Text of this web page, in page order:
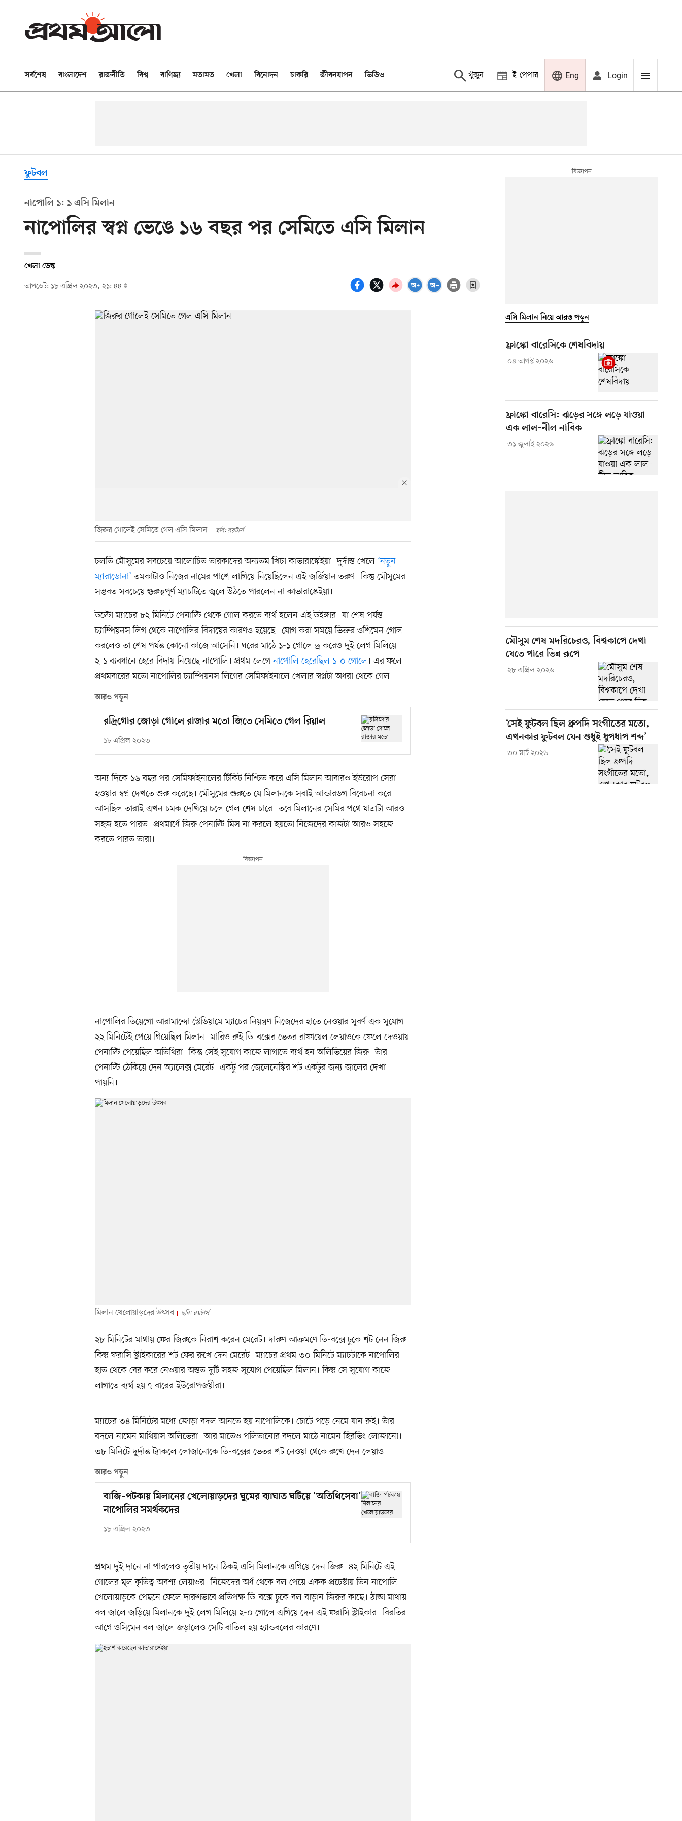
সর্বশেষ বাংলাদেশ রাজনীতি বিশ্ব বাণিজ্য মতামত খেলা বিনোদন চাকরি জীবনযাপন ভিডিও খুঁজুন ই-পেপার Eng Login
ফুটবল
নাপোলি ১: ১ এসি মিলান
নাপোলির স্বপ্ন ভেঙে ১৬ বছর পর সেমিতে এসি মিলান
খেলা ডেস্ক
আপডেট: ১৮ এপ্রিল ২০২৩, ২১: ৪৪
জিরুর গোলেই সেমিতে গেল এসি মিলান ছবি: রয়টার্স
চলতি মৌসুমের সবচেয়ে আলোচিত তারকাদের অন্যতম খিচা কাভারাস্কেইয়া। দুর্দান্ত খেলে ‘নতুন
ম্যারাডোনা’তমকাটাও নিজের নামের পাশে লাগিয়ে নিয়েছিলেন এই জর্জিয়ান তরুণ। কিন্তু মৌসুমের
সম্ভবত সবচেয়ে গুরুত্বপূর্ণ ম্যাচটিতে জ্বলে উঠতে পারলেন না কাভারাস্কেইয়া।
উল্টো ম্যাচের ৮২ মিনিটে পেনাল্টি থেকে গোল করতে ব্যর্থ হলেন এই উইঙ্গার। যা শেষ পর্যন্ত
চ্যাম্পিয়নস লিগ থেকে নাপোলির বিদায়ের কারণও হয়েছে। যোগ করা সময়ে ভিক্তর ওশিমেন গোল
করলেও তা শেষ পর্যন্ত কোনো কাজে আসেনি। ঘরের মাঠে ১-১ গোলে ড্র করেও ‍দুই লেগ মিলিয়ে
২-১ ব্যবধানে হেরে বিদায় নিয়েছে নাপোলি। প্রথম লেগেনাপোলি হেরেছিল ১-০ গোলে। এর ফলে
প্রথমবারের মতো নাপোলির চ্যাম্পিয়নস লিগের সেমিফাইনালে খেলার স্বপ্নটা অধরা থেকে গেল।
আরও পড়ুন
রদ্রিগোর জোড়া গোলে রাজার মতো জিতে সেমিতে গেল রিয়াল
১৮ এপ্রিল ২০২৩
অন্য দিকে ১৬ বছর পর সেমিফাইনালের টিকিট নিশ্চিত করে এসি মিলান আবারও ইউরোপ সেরা
হওয়ার স্বপ্ন দেখতে শুরু করেছে। মৌসুমের শুরুতে যে মিলানকে সবাই আন্ডারডগ বিবেচনা করে
আসছিল তারাই এখন চমক দেখিয়ে চলে গেল শেষ চারে। তবে মিলানের সেমির পথে যাত্রাটা আরও
সহজ হতে পারত। প্রথমার্ধে জিরু পেনাল্টি মিস না করলে হয়তো নিজেদের কাজটা আরও সহজে
করতে পারত তারা।
নাপোলির ডিয়েগো আরামান্দো স্টেডিয়ামে ম্যাচের নিয়ন্ত্রণ নিজেদের হাতে নেওয়ার সুবর্ণ এক সুযোগ
২২ মিনিটেই পেয়ে গিয়েছিল মিলান। মারিও রুই ডি-বক্সের ভেতর রাফায়েল লেয়াওকে ফেলে দেওয়ায়
পেনাল্টি পেয়েছিল অতিথিরা। কিন্তু সেই সুযোগ কাজে লাগাতে ব্যর্থ হন অলিভিয়ের জিরু। তাঁর
পেনাল্টি ঠেকিয়ে দেন অ্যালেক্স মেরেট। একটু পর জেলেনেস্কির শট একটুর জন্য জালের দেখা
‍পায়নি।
মিলান খেলোয়াড়দের উৎসব ছবি: রয়টার্স
২৮ মিনিটের মাথায় ফের জিরুকে নিরাশ করেন মেরেট। দারুণ আক্রমণে ডি-বক্সে ঢুকে শট নেন জিরু।
কিন্তু ফরাসি স্ট্রাইকারের শট ফের রুখে দেন মেরেট। ম্যাচের প্রথম ৩০ মিনিটে ম্যাচটাকে নাপোলির
হাত থেকে বের করে নেওয়ার অন্তত দুটি সহজ সুযোগ পেয়েছিল মিলান। কিন্তু সে সুযোগ কাজে
লাগাতে ব্যর্থ হয় ৭ বারের ইউরোপজয়ীরা।
ম্যাচের ৩৪ মিনিটের মধ্যে জোড়া বদল আনতে হয় নাপোলিকে। চোটে পড়ে নেমে যান রুই। তাঁর
বদলে নামেন মাথিয়াস অলিভেরা। আর মাতেও পলিতানোর বদলে মাঠে নামেন হিরভিং লোজানো।
৩৮ মিনিটে দুর্দান্ত ট্যাকলে লোজানোকে ডি-বক্সের ভেতর শট নেওয়া থেকে রুখে দেন লেয়াও।
আরও পড়ুন
বাজি–পটকায় মিলানের খেলোয়াড়দের ঘুমের ব্যাঘাত ঘটিয়ে ‘অতিথিসেবা’
নাপোলির সমর্থকদের
১৮ এপ্রিল ২০২৩
প্রথম দুই দানে না পারলেও তৃতীয় দানে ঠিকই এসি মিলানকে এগিয়ে দেন জিরু। ৪২ মিনিটে এই
গোলের মূল কৃতিত্ব অবশ্য লেয়াওর। নিজেদের অর্ধ থেকে বল পেয়ে একক প্রচেষ্টায় তিন নাপোলি
খেলোয়াড়কে পেছনে ফেলে দারুণভাবে প্রতিপক্ষ ডি-বক্সে ঢুকে বল বাড়ান জিরুর কাছে। ঠান্ডা মাথায়
বল জালে জড়িয়ে মিলানকে দুই লেগ মিলিয়ে ২-০ গোলে এগিয়ে দেন এই ফরাসি স্ট্রাইকার। বিরতির
আগে ওসিমেন বল জালে জড়ালেও সেটি বাতিল হয় হ্যান্ডবলের কারণে।
এসি মিলান নিয়ে আরও পড়ুন
ফ্রাঙ্কো বারেসিকে শেষবিদায়
০৪ আগস্ট ২০২৬
ফ্রাঙ্কো বারেসি: ঝড়ের সঙ্গে লড়ে যাওয়া
এক লাল–নীল নাবিক
৩১ জুলাই ২০২৬
মৌসুম শেষ মদরিচেরও, বিশ্বকাপে দেখা
যেতে পারে ভিন্ন রূপে
২৮ এপ্রিল ২০২৬
‘সেই ফুটবল ছিল ধ্রুপদি সংগীতের মতো,
এখনকার ফুটবল যেন শুধুই ধুপধাপ শব্দ’
৩০ মার্চ ২০২৬